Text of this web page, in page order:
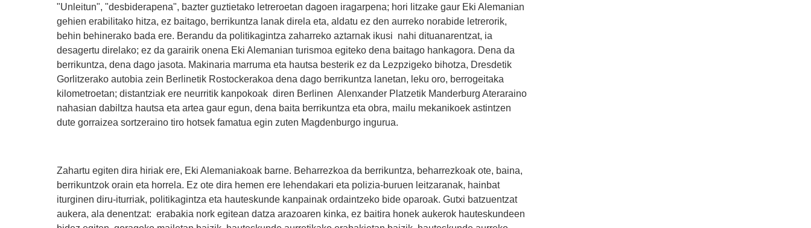
"Unleitun", "desbiderapena", bazter guztietako letreroetan dagoen iragarpena; hori litzake gaur Eki Alemanian
gehien erabilitako hitza, ez baitago, berrikuntza lanak direla eta, aldatu ez den aurreko norabide letrerorik,
behin behinerako bada ere. Berandu da politikagintza zaharreko aztarnak ikusi nahi dituanarentzat, ia
desagertu direlako; ez da garairik onena Eki Alemanian turismoa egiteko dena baitago hankagora. Dena da
berrikuntza, dena dago jasota. Makinaria marruma eta hautsa besterik ez da Lezpzigeko bihotza, Dresdetik
Gorlitzerako autobia zein Berlinetik Rostockerakoa dena dago berrikuntza lanetan, leku oro, berrogeitaka
kilometroetan; distantziak ere neurritik kanpokoak diren Berlinen Alenxander Platzetik Manderburg Ateraraino
nahasian dabiltza hautsa eta artea gaur egun, dena baita berrikuntza eta obra, mailu mekanikoek astintzen
dute gorraizea sortzeraino tiro hotsek famatua egin zuten Magdenburgo ingurua.
Zahartu egiten dira hiriak ere, Eki Alemaniakoak barne. Beharrezkoa da berrikuntza, beharrezkoak ote, baina,
berrikuntzok orain eta horrela. Ez ote dira hemen ere lehendakari eta polizia-buruen leitzaranak, hainbat
iturginen diru-iturriak, politikagintza eta hauteskunde kanpainak ordaintzeko bide oparoak. Gutxi batzuentzat
aukera, ala denentzat: erabakia nork egitean datza arazoaren kinka, ez baitira honek aukerok hauteskundeen